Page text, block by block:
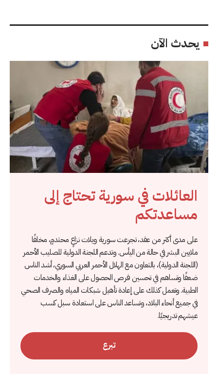
يحدث الآن
العائلات في سورية تحتاج إلى
مساعدتكم
على مدى أكثر من عقد، تجرعت سورية ويلات نزاعٍ محتدمٍ، مخلفًا
ملايين البشر في حالة من اليأس. وتدعم اللجنة الدولية للصليب الأحمر
(اللجنة الدولية)، بالتعاون مع الهلال الأحمر العربي السوري، أشد الناس
ضعفًا وتساهم في تحسين فرص الحصول على الغذاء والخدمات
الطبية. وتعمل كذلك على إعادة تأهيل شبكات المياه والصرف الصحي
في جميع أنحاء البلاد، وتساعد الناس على استعادة سبل كسب
عيشهم تدريجيًا.
تبرع